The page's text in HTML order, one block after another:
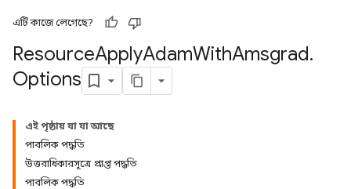
এটি কাজে লেগেছে?
ResourceApplyAdamWithAmsgrad.
Options
এই পৃষ্ঠায় যা যা আছে
পাবলিক পদ্ধতি
উত্তরাধিকারসূত্রে প্রাপ্ত পদ্ধতি
পাবলিক পদ্ধতি